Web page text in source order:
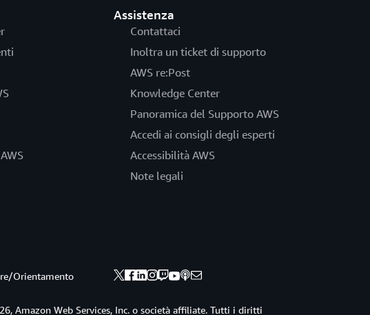
Assistenza
Contattaci
Inoltra un ticket di supporto
AWS re:Post
Knowledge Center
Panoramica del Supporto AWS
Accedi ai consigli degli esperti
Accessibilità AWS
Note legali
Orientamento
Amazon Web Services, Inc. o società affiliate. Tutti i diritti